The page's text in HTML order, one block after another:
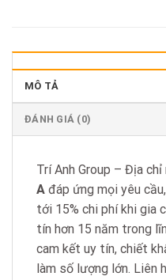
MÔ TẢ
ĐÁNH GIÁ (0)
Trí Anh Group – Địa chỉ
A đáp ứng mọi yêu
tới 15% chi phí khi gia
tín hơn 15 năm trong
cam kết uy tín, chiết
làm số lượng lớn. Liên